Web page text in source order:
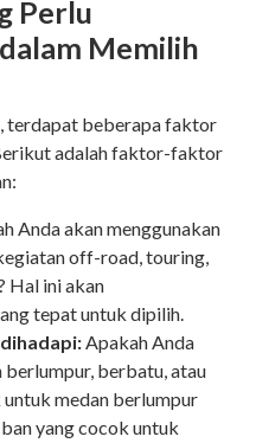
Perlu
Memilih
terdapat beberapa faktor
adalah faktor-faktor
Anda akan menggunakan
off-road, touring,
Hal ini akan
tepat untuk dipilih.
Apakah Anda
berlumpur, berbatu, atau
medan berlumpur
yang cocok untuk